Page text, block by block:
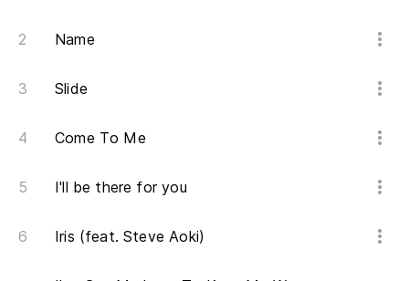
Name
Slide
Come To Me
I'll be there for you
Iris (feat. Steve Aoki)